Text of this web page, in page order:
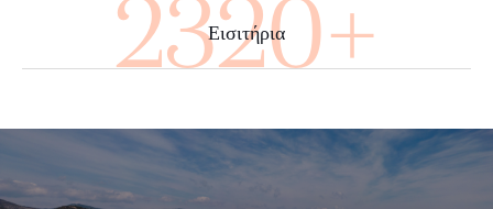
4000+
Εισιτήρια